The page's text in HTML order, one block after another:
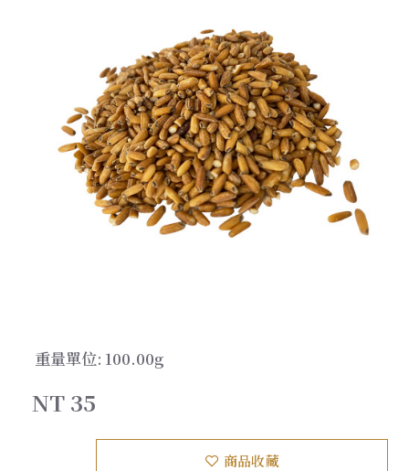
NT 35
重量單位: 100.00g
商品收藏